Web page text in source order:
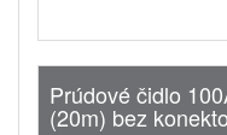
Prúdové čidlo
(20m) bez